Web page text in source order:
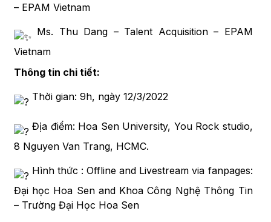
– EPAM Vietnam
Ms. Thu Dang – Talent Acquisition – EPAM
Vietnam
Thông tin chi tiết:
Thời gian: 9h, ngày 12/3/2022
Địa điểm: Hoa Sen University, You Rock studio,
8 Nguyen Van Trang, HCMC.
Hình thức : Offline and Livestream via fanpages:
Đại học Hoa Sen and Khoa Công Nghệ Thông Tin
– Trường Đại Học Hoa Sen